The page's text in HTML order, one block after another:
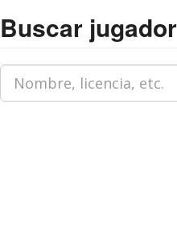
Buscar jugador